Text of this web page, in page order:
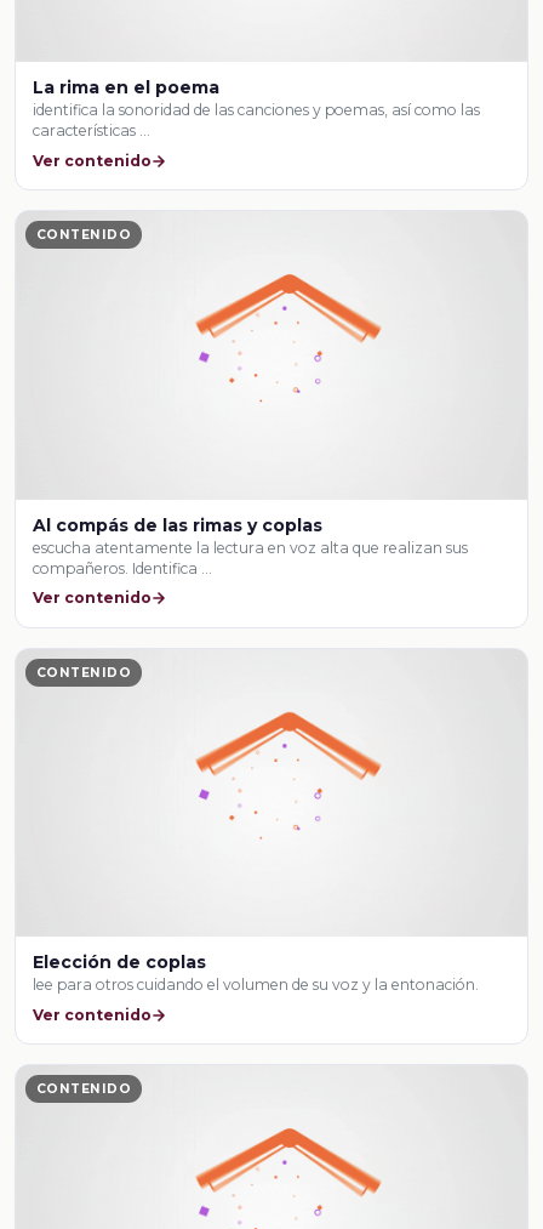
La rima en el poema
identifica la sonoridad de las canciones y poemas, así como las
características …
Ver contenido
CONTENIDO
Al compás de las rimas y coplas
escucha atentamente la lectura en voz alta que realizan sus
compañeros. Identifica …
Ver contenido
CONTENIDO
Elección de coplas
lee para otros cuidando el volumen de su voz y la entonación.
Ver contenido
CONTENIDO